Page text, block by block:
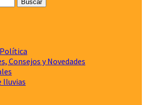
Consejos y Novedades
lluvias